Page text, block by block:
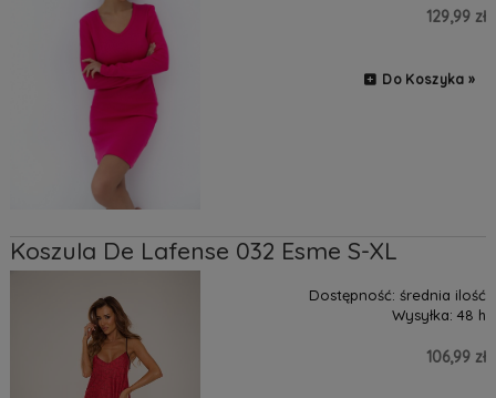
129,99 zł
Do Koszyka »
Koszula De Lafense 032 Esme S-XL
Dostępność: średnia ilość
Wysyłka: 48 h
106,99 zł